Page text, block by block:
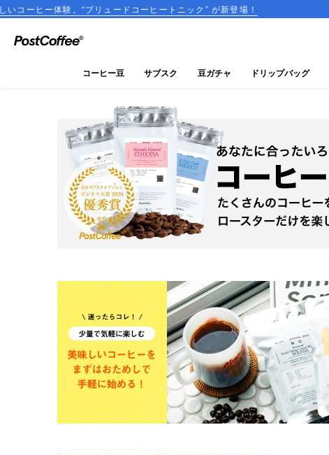
ック” が新登場！ 税込2,000円以上のご購入で送料無料
close
コーヒーマップ
keyboard_arrow_right
ドリップバッグ
コーヒーセット
ミルク・フード類
アクセサリ
コーヒー豆 サブスク 豆ガチャ ドリップバッグ